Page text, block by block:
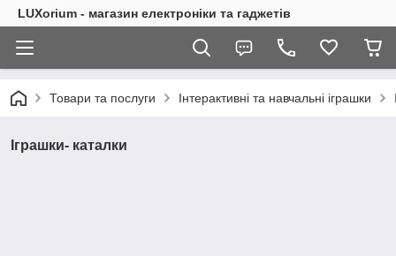
LUXorium - магазин електроніки та гаджетів
Товари та послуги Інтерактивні та навчальні іграшки
Іграшки- каталки